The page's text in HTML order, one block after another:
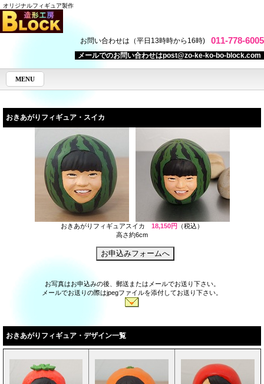
オリジナルフィギュア製作
お問い合わせは（平日13時時から16時) 011-778-6005
メールでのお問い合わせはpost@zo-ke-ko-bo-block.com
MENU
おきあがりフィギュア・スイカ
おきあがりフィギュアスイカ 18,150円
（税込）
高さ約6cm
お写真はお申込みの後、郵送またはメールでお送り下さい。
メールでお送りの際はjpegファイルを添付してお送り下さい。
おきあがりフィギュア・デザイン一覧